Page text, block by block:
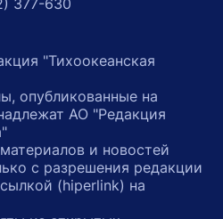
377-630
"Тихоокеанская
опубликованные на
АО "Редакция
и новостей
с разрешения редакции
(hiperlink) на